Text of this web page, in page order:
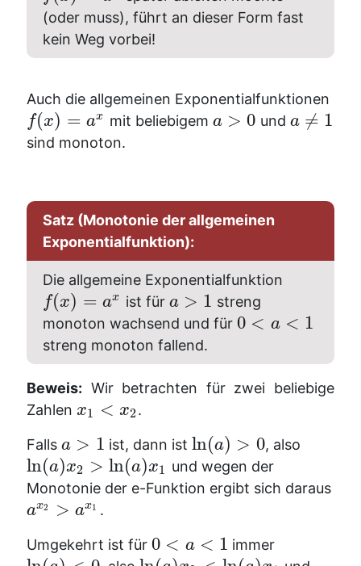
(oder muss), führt an dieser Form fast
kein Weg vorbei!
Auch die allgemeinen Exponentialfunktionen
f(x) = ax mit beliebigem a > 0 und a ≠ 1
sind monoton.
Satz (Monotonie der allgemeinen
Exponentialfunktion):
Die allgemeine Exponentialfunktion
f(x) = ax ist für a > 1 streng
monoton wachsend und für 0 < a < 1
streng monoton fallend.
Beweis: Wir betrachten für zwei beliebige
Zahlen x1 < x2.
Falls a > 1 ist, dann ist ln(a) > 0, also
ln(a)x2 > ln(a)x1 und wegen der
Monotonie der e-Funktion ergibt sich daraus
ax2 > ax1 .
Umgekehrt ist für 0 < a < 1 immer